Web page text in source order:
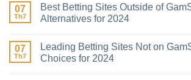
07
Th7
Best Betting Sites Outside of
Alternatives for 2024
07
Th7
Leading Betting Sites Not on
Choices for 2024